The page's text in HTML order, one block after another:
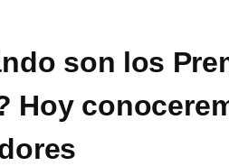
son los
Hoy